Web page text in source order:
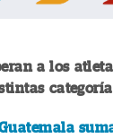
a los